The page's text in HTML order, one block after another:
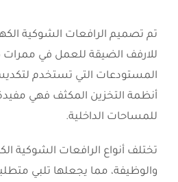
تم تصميم الرافعات الشوكية
للارفف الضيقة للعمل في ممرات
المستودعات التي تستخدم
أنظمة التخزين المكثف فهي
للمساحات الداخلية.
تختلف أنواع الرافعات الشوكية
والوظيفة، مما يجعلها تلبي